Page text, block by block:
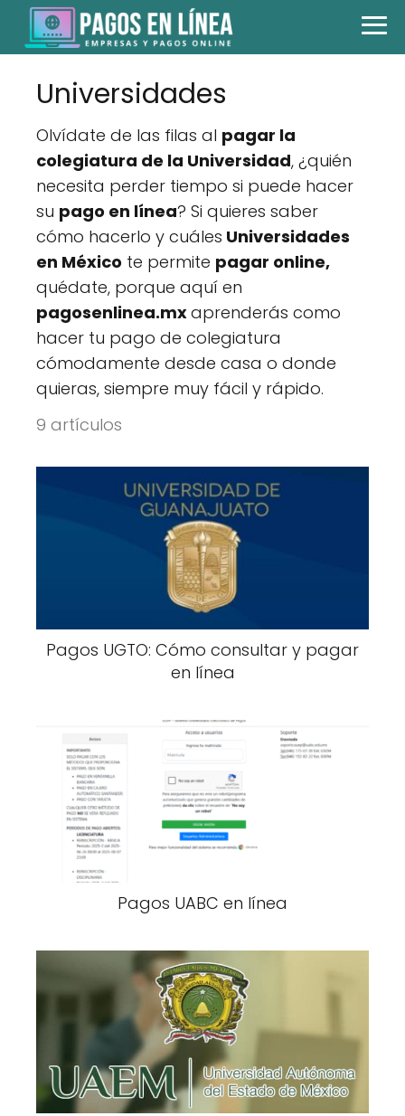
Universidades
Olvídate de las filas al pagar la
colegiatura de la Universidad, ¿quién
necesita perder tiempo si puede hacer
su pago en línea? Si quieres saber
cómo hacerlo y cuáles Universidades
en México te permite pagar online,
quédate, porque aquí en
pagosenlinea.mxaprenderás como
hacer tu pago de colegiatura
cómodamente desde casa o donde
quieras, siempre muy fácil y rápido.
9 artículos
Pagos UGTO: Cómo consultar y pagar
en línea
Pagos UABC en línea